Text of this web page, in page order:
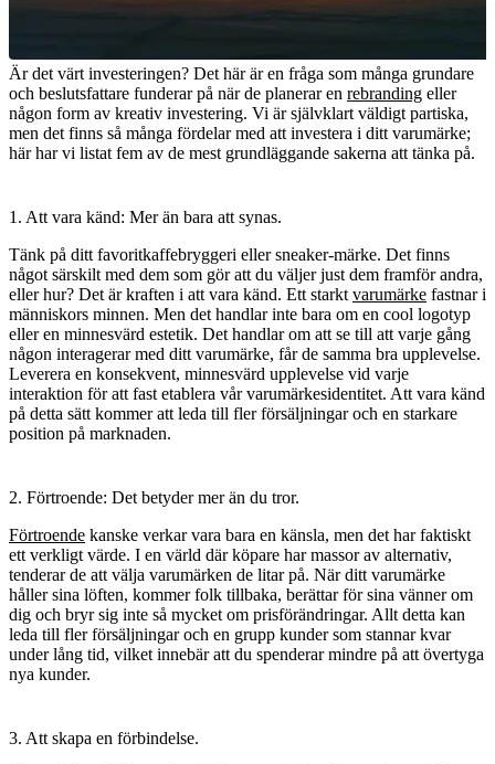
Är det värt investeringen? Det här är en fråga som många grundare
och beslutsfattare funderar på när de planerar en rebranding eller
någon form av kreativ investering. Vi är självklart väldigt partiska,
men det finns så många fördelar med att investera i ditt varumärke;
här har vi listat fem av de mest grundläggande sakerna att tänka på.
1. Att vara känd: Mer än bara att synas.
Tänk på ditt favoritkaffebryggeri eller sneaker-märke. Det finns
något särskilt med dem som gör att du väljer just dem framför andra,
eller hur? Det är kraften i att vara känd. Ett starkt varumärke fastnar i
människors minnen. Men det handlar inte bara om en cool logotyp
eller en minnesvärd estetik. Det handlar om att se till att varje gång
någon interagerar med ditt varumärke, får de samma bra upplevelse.
Leverera en konsekvent, minnesvärd upplevelse vid varje
interaktion för att fast etablera vår varumärkesidentitet. Att vara känd
på detta sätt kommer att leda till fler försäljningar och en starkare
position på marknaden.
2. Förtroende: Det betyder mer än du tror.
Förtroende kanske verkar vara bara en känsla, men det har faktiskt
ett verkligt värde. I en värld där köpare har massor av alternativ,
tenderar de att välja varumärken de litar på. När ditt varumärke
håller sina löften, kommer folk tillbaka, berättar för sina vänner om
dig och bryr sig inte så mycket om prisförändringar. Allt detta kan
leda till fler försäljningar och en grupp kunder som stannar kvar
under lång tid, vilket innebär att du spenderar mindre på att övertyga
nya kunder.
3. Att skapa en förbindelse.